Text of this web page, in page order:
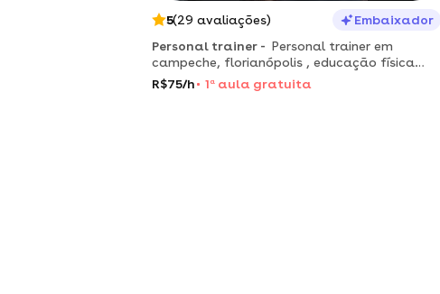
5(29 avaliações)
Embaixador
Personal trainer - Personal trainer em
campeche, florianópolis , educação física
ufrgs, atendo em academias, condomínio e
consultoria online.
R$75/h 1 a aula gratuita